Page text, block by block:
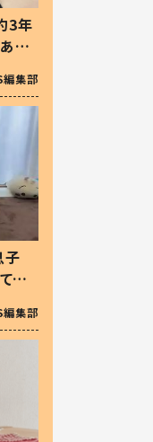
3年
っ
編集部
子
を
編集部